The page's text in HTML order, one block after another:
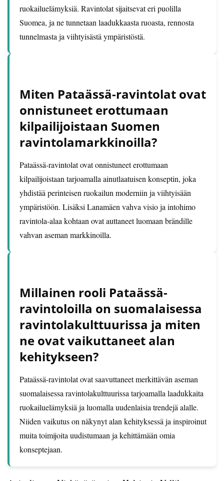
ruokailuelämyksiä. Ravintolat sijaitsevat eri puolilla
Suomea, ja ne tunnetaan laadukkaasta ruoasta, rennosta
tunnelmasta ja viihtyisästä ympäristöstä.
Miten Pataässä-ravintolat ovat
onnistuneet erottumaan
kilpailijoistaan Suomen
ravintolamarkkinoilla?
Pataässä-ravintolat ovat onnistuneet erottumaan
kilpailijoistaan tarjoamalla ainutlaatuisen konseptin, joka
yhdistää perinteisen ruokailun moderniin ja viihtyisään
ympäristöön. Lisäksi Lanamäen vahva visio ja intohimo
ravintola-alaa kohtaan ovat auttaneet luomaan brändille
vahvan aseman markkinoilla.
Millainen rooli Pataässä-
ravintoloilla on suomalaisessa
ravintolakulttuurissa ja miten
ne ovat vaikuttaneet alan
kehitykseen?
Pataässä-ravintolat ovat saavuttaneet merkittävän aseman
suomalaisessa ravintolakulttuurissa tarjoamalla laadukkaita
ruokailuelämyksiä ja luomalla uudenlaisia trendejä alalle.
Niiden vaikutus on näkynyt alan kehityksessä ja inspiroinut
muita toimijoita uudistumaan ja kehittämään omia
konseptejaan.